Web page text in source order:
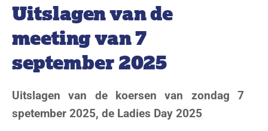
Uitslagen van de
meeting van 7
september 2025
Uitslagen van de koersen van zondag 7
spetember 2025, de Ladies Day 2025